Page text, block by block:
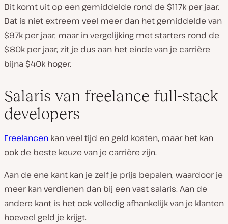
Dit komt uit op een gemiddelde rond de $117k per jaar.
Dat is niet extreem veel meer dan het gemiddelde van
$97k per jaar, maar in vergelijking met starters rond de
$80k per jaar, zit je dus aan het einde van je carrière
bijna $40k hoger.
Salaris van freelance full-stack
developers
Freelancen kan veel tijd en geld kosten, maar het kan
ook de beste keuze van je carrière zijn.
Aan de ene kant kan je zelf je prijs bepalen, waardoor je
meer kan verdienen dan bij een vast salaris. Aan de
andere kant is het ook volledig afhankelijk van je klanten
hoeveel geld je krijgt.